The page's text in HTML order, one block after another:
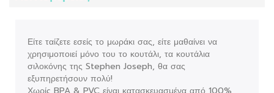
Είτε ταίζετε εσείς το μωράκι σας, είτε μαθαίνει να
χρησιμοποιεί μόνο του το κουτάλι, τα κουτάλια
σιλοκόνης της Stephen Joseph, θα σας
εξυπηρετήσουν πολύ!